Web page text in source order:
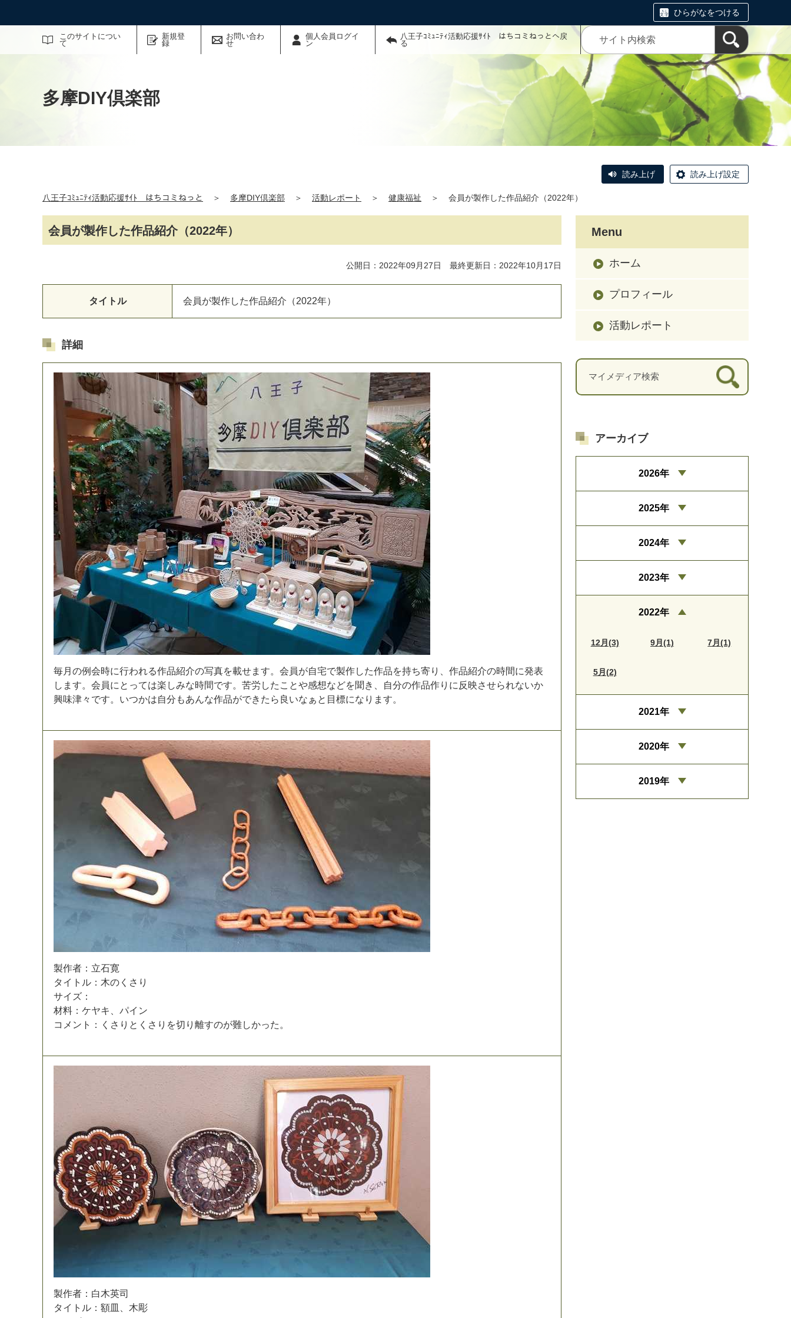
ひらがなをつける
このサイトについ
て
新規登
録
お問い合わ
せ
個人会員ログイ
ン
八王子ｺﾐｭﾆﾃｨ活動応援ｻｲﾄ はちコミねっとへ戻
る
サイト内検索
多摩DIY倶楽部
読み上げ 読み上げ設定
八王子ｺﾐｭﾆﾃｨ活動応援ｻｲﾄ はちコミねっと ＞ 多摩DIY倶楽部 ＞ 活動レポート ＞ 健康福祉 ＞ 会員が製作した作品紹介（2022年）
会員が製作した作品紹介（2022年）
公開日：2022年09月27日 最終更新日：2022年10月17日
タイトル 会 員が製作した作品紹介 （2022年）
詳細
毎月 の例会時に行われる作品紹介の写真を載せま す。 会 員が自宅で製作した作品を持ち寄り 作品紹介の時間に発表
し ま す。 会 員に と っては楽 しみな時間です。 苦労 した こ とや感想などを聞 き 自分の作品作り に 反 映させられないか
興味津々 です。 いつかは自分 もあんな作品ができ た ら 良 いな ぁ と 目 標にな り ま す。
製作者 ： 立石寛
タイ ト ル ： 木の く さ り
サイ ズ ：
材料 ： ケヤキ パイ ン
コ メ ン ト ： く さ り と く さ り を切 り 離すのが難しかった 。
製作者 ： 白木英司
タイ ト ル ： 額皿 木彫
Menu
ホーム
プロフィール
活動レポート
マイメディア検索
アーカイブ
2026年
2025年
2024年
2023年
2022年
12月(3) 9月(1) 7月(1)
5月(2)
2021年
2020年
2019年